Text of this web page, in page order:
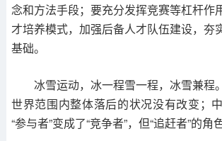
念和方法手段；要充分发挥竞赛等杠杆作
才培养模式，加强后备人才队伍建设，夯
基础。
冰雪运动，冰一程雪一程，冰雪兼程
世界范围内整体落后的状况没有改变；
“参与者”变成了“竞争者”，但“追赶者”的角